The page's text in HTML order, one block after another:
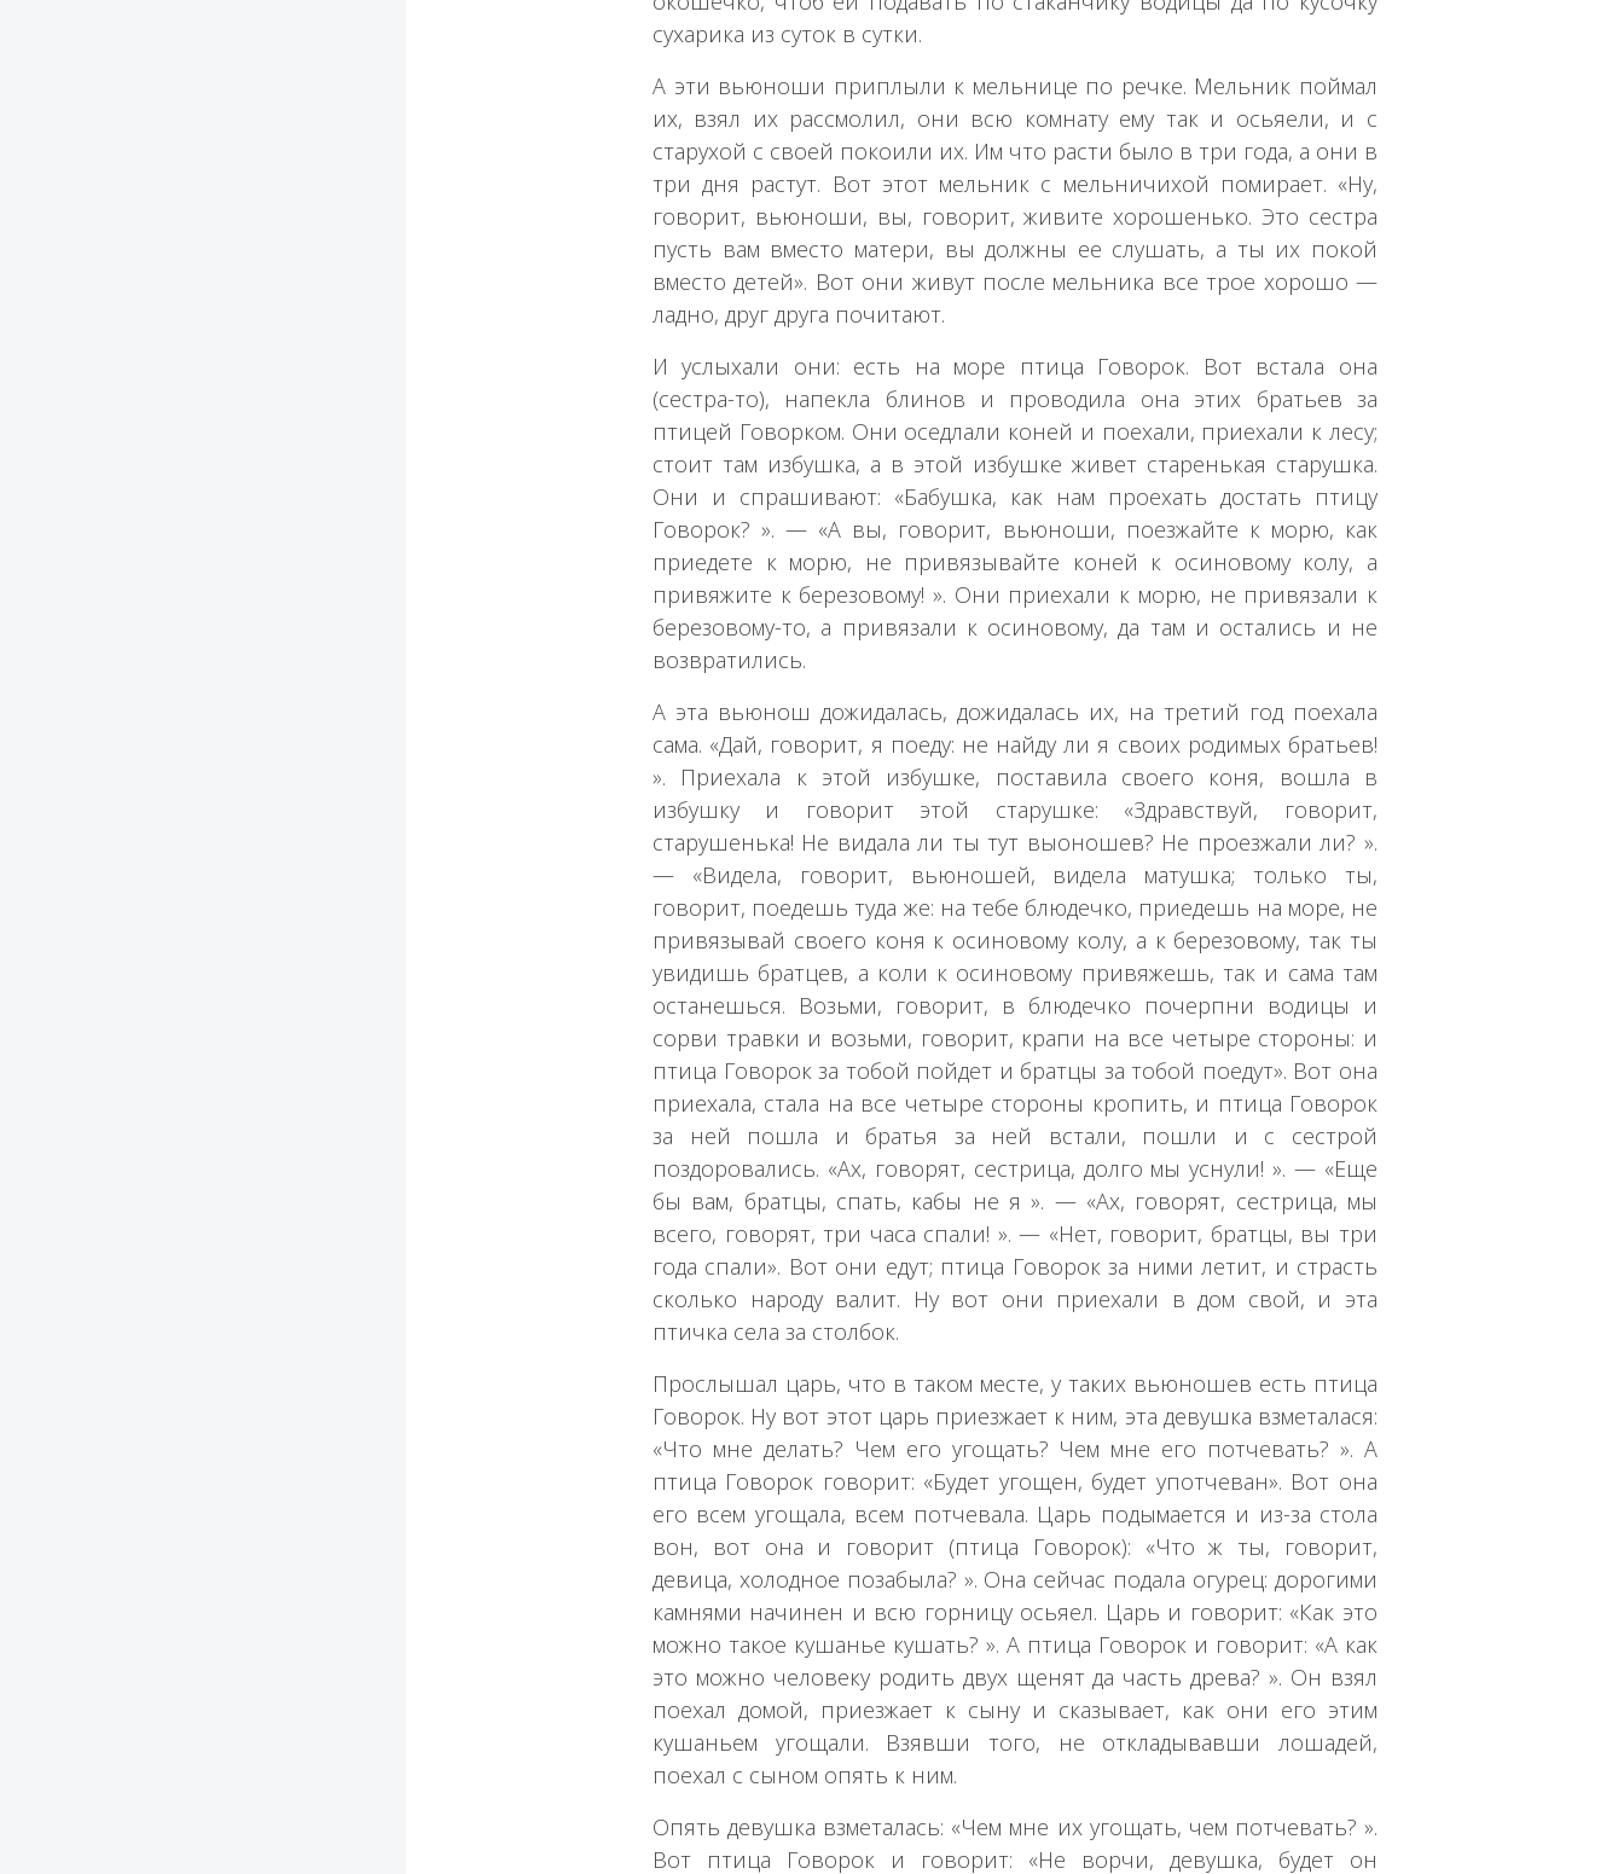
сухарика из суток в сутки.
А эти вьюноши приплыли к мельнице по речке. Мельник поймал
их, взял их рассмолил, они всю комнату ему так и осьяели, и с
старухой с своей покоили их. Им что расти было в три года, а они в
три дня растут. Вот этот мельник с мельничихой помирает. «Ну,
говорит, вьюноши, вы, говорит, живите хорошенько. Это сестра
пусть вам вместо матери, вы должны ее слушать, а ты их покой
вместо детей». Вот они живут после мельника все трое хорошо —
ладно, друг друга почитают.
И услыхали они: есть на море птица Говорок. Вот встала она
(сестра-то), напекла блинов и проводила она этих братьев за
птицей Говорком. Они оседлали коней и поехали, приехали к лесу;
стоит там избушка, а в этой избушке живет старенькая старушка.
Они и спрашивают: «Бабушка, как нам проехать достать птицу
Говорок? ». — «А вы, говорит, вьюноши, поезжайте к морю, как
приедете к морю, не привязывайте коней к осиновому колу, а
привяжите к березовому! ». Они приехали к морю, не привязали к
березовому-то, а привязали к осиновому, да там и остались и не
возвратились.
А эта вьюнош дожидалась, дожидалась их, на третий год поехала
сама. «Дай, говорит, я поеду: не найду ли я своих родимых братьев!
». Приехала к этой избушке, поставила своего коня, вошла в
избушку и говорит этой старушке: «Здравствуй, говорит,
старушенька! Не видала ли ты тут выоношев? Не проезжали ли? ».
— «Видела, говорит, вьюношей, видела матушка; только ты,
говорит, поедешь туда же: на тебе блюдечко, приедешь на море, не
привязывай своего коня к осиновому колу, а к березовому, так ты
увидишь братцев, а коли к осиновому привяжешь, так и сама там
останешься. Возьми, говорит, в блюдечко почерпни водицы и
сорви травки и возьми, говорит, крапи на все четыре стороны: и
птица Говорок за тобой пойдет и братцы за тобой поедут». Вот она
приехала, стала на все четыре стороны кропить, и птица Говорок
за ней пошла и братья за ней встали, пошли и с сестрой
поздоровались. «Ах, говорят, сестрица, долго мы уснули! ». — «Еще
бы вам, братцы, спать, кабы не я ». — «Ах, говорят, сестрица, мы
всего, говорят, три часа спали! ». — «Нет, говорит, братцы, вы три
года спали». Вот они едут; птица Говорок за ними летит, и страсть
сколько народу валит. Ну вот они приехали в дом свой, и эта
птичка села за столбок.
Прослышал царь, что в таком месте, у таких вьюношев есть птица
Говорок. Ну вот этот царь приезжает к ним, эта девушка взметалася:
«Что мне делать? Чем его угощать? Чем мне его потчевать? ». А
птица Говорок говорит: «Будет угощен, будет употчеван». Вот она
его всем угощала, всем потчевала. Царь подымается и из-за стола
вон, вот она и говорит (птица Говорок): «Что ж ты, говорит,
девица, холодное позабыла? ». Она сейчас подала огурец: дорогими
камнями начинен и всю горницу осьяел. Царь и говорит: «Как это
можно такое кушанье кушать? ». А птица Говорок и говорит: «А как
это можно человеку родить двух щенят да часть древа? ». Он взял
поехал домой, приезжает к сыну и сказывает, как они его этим
кушаньем угощали. Взявши того, не откладывавши лошадей,
поехал с сыном опять к ним.
Опять девушка взметалась: «Чем мне их угощать, чем потчевать? ».
Вот птица Говорок и говорит: «Не ворчи, девушка, будет он